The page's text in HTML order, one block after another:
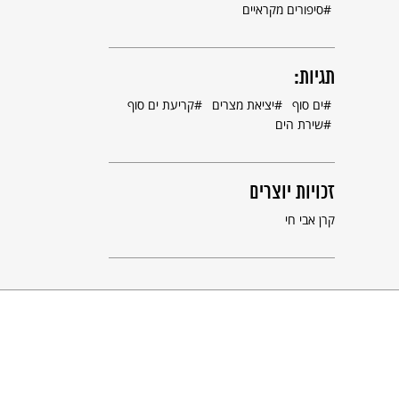
סיפורים מקראיים
תגיות:
ים סוף יציאת מצרים
קריעת ים סוף
שירת הים
זכויות יוצרים
קרן אבי חי